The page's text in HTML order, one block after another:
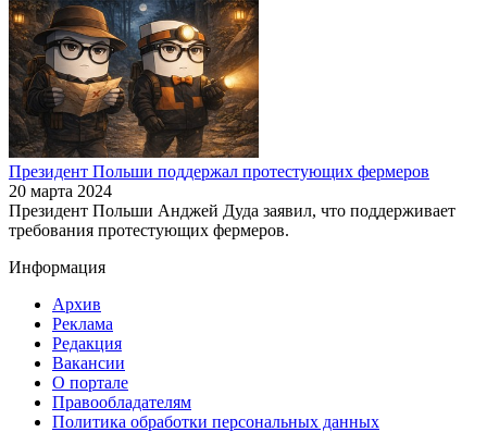
Президент Польши поддержал протестующих фермеров
20 марта 2024
Президент Польши Анджей Дуда заявил, что поддерживает
требования протестующих фермеров.
Информация
Архив
Реклама
Редакция
Вакансии
О портале
Правообладателям
Политика обработки персональных данных